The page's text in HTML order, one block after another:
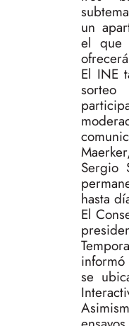
un
el que
El INE
Sergio
hasta
El
se